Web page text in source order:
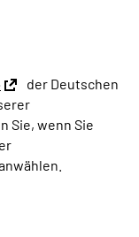
der Deutschen
Sie, wenn Sie